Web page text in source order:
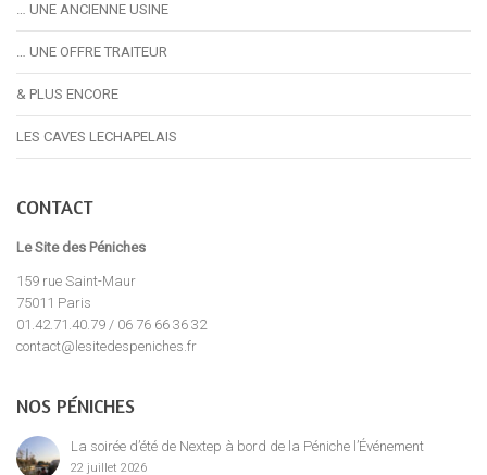
… UNE ANCIENNE USINE
… UNE OFFRE TRAITEUR
& PLUS ENCORE
LES CAVES LECHAPELAIS
CONTACT
Le Site des Péniches
159 rue Saint-Maur
75011 Paris
01.42.71.40.79 / 06 76 66 36 32
contact@lesitedespeniches.fr
NOS PÉNICHES
La soirée d’été de Nextep à bord de la Péniche l’Événement
22 juillet 2026